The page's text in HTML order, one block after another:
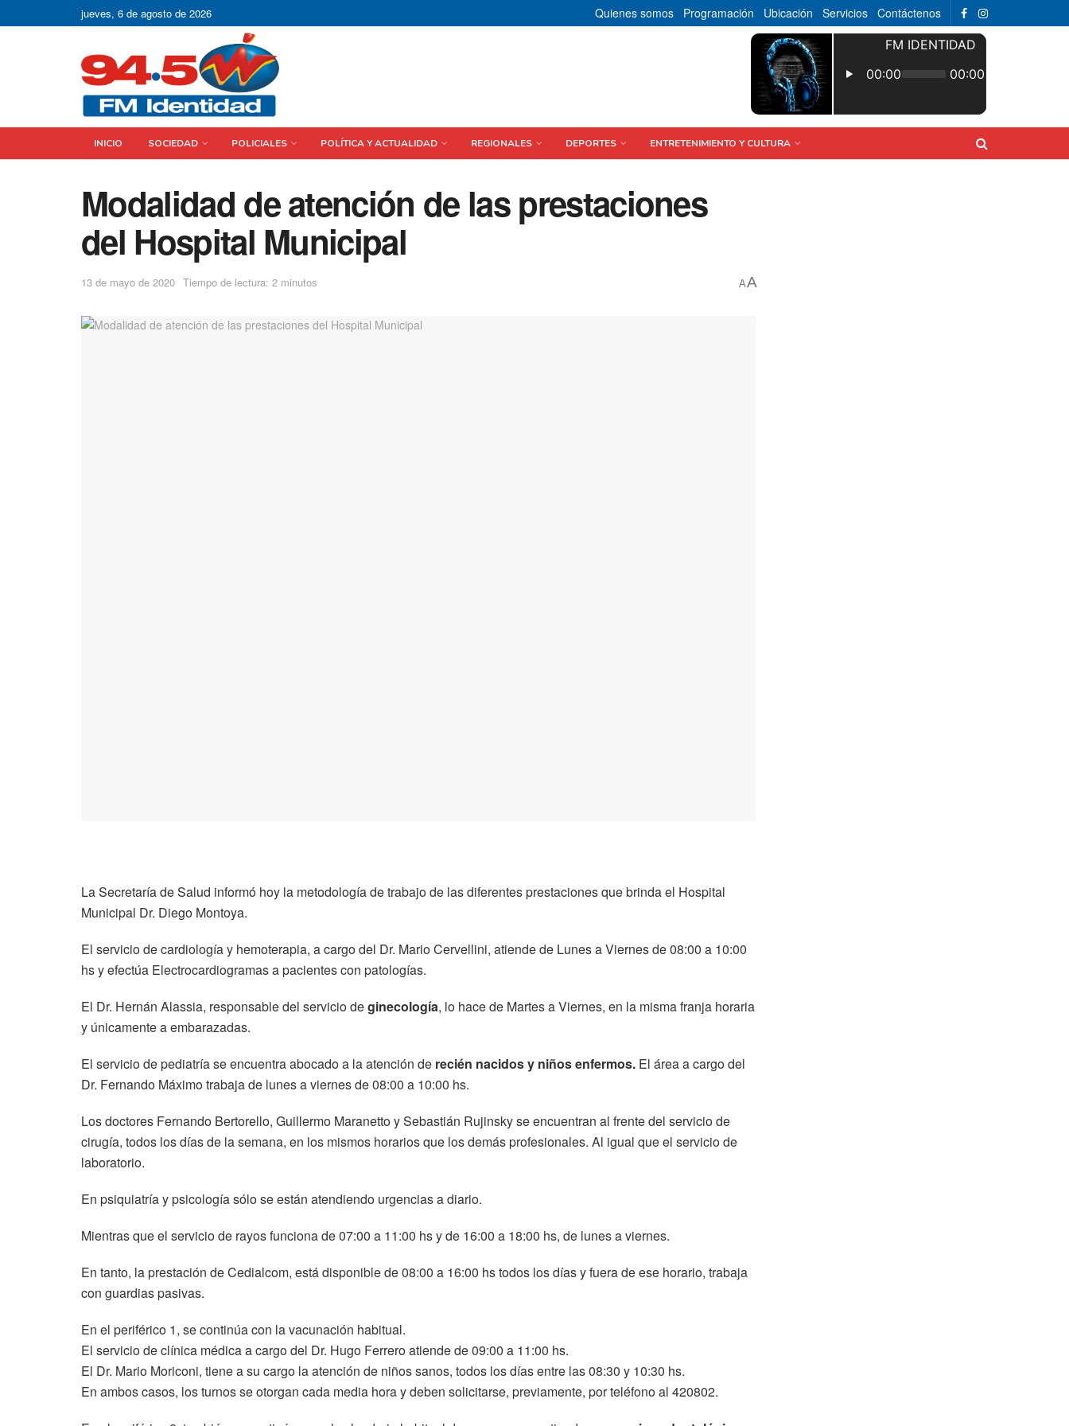
jueves, 6 de agosto de 2026 Quienes somos Programación Ubicación Servicios Contáctenos
INICIO SOCIEDAD POLICIALES POLÍTICA Y ACTUALIDAD REGIONALES DEPORTES ENTRETENIMIENTO Y CULTURA
Modalidad de atención de las prestaciones
del Hospital Municipal
13 de mayo de 2020 Tiempo de lectura: 2 minutos AA
La Secretaría de Salud informó hoy la metodología de trabajo de las diferentes prestaciones que brinda el Hospital
Municipal Dr. Diego Montoya.
El servicio de cardiología y hemoterapia, a cargo del Dr. Mario Cervellini, atiende de Lunes a Viernes de 08:00 a 10:00
hs y efectúa Electrocardiogramas a pacientes con patologías.
El Dr. Hernán Alassia, responsable del servicio deginecología, lo hace de Martes a Viernes, en la misma franja horaria
y únicamente a embarazadas.
El servicio de pediatría se encuentra abocado a la atención de recién nacidos y niños enfermos. El área a cargo del
Dr. Fernando Máximo trabaja de lunes a viernes de 08:00 a 10:00 hs.
Los doctores Fernando Bertorello, Guillermo Maranetto y Sebastián Rujinsky se encuentran al frente del servicio de
cirugía, todos los días de la semana, en los mismos horarios que los demás profesionales. Al igual que el servicio de
laboratorio.
En psiquiatría y psicología sólo se están atendiendo urgencias a diario.
Mientras que el servicio de rayos funciona de 07:00 a 11:00 hs y de 16:00 a 18:00 hs, de lunes a viernes.
En tanto, la prestación de Cedialcom, está disponible de 08:00 a 16:00 hs todos los días y fuera de ese horario, trabaja
con guardias pasivas.
En el periférico 1, se continúa con la vacunación habitual.
El servicio de clínica médica a cargo del Dr. Hugo Ferrero atiende de 09:00 a 11:00 hs.
El Dr. Mario Moriconi, tiene a su cargo la atención de niños sanos, todos los días entre las 08:30 y 10:30 hs.
En ambos casos, los turnos se otorgan cada media hora y deben solicitarse, previamente, por teléfono al 420802.